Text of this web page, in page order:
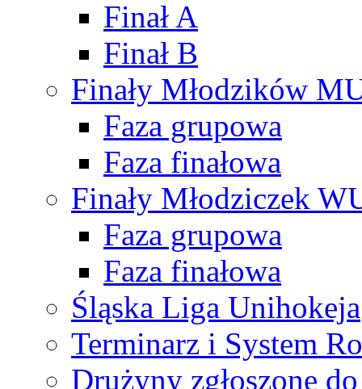
Finał A
Finał B
Finały Młodzików
Faza grupowa
Faza finałowa
Finały Młodziczek
Faza grupowa
Faza finałowa
Śląska Liga Unihokeja
Terminarz i System
Drużyny zgłoszone